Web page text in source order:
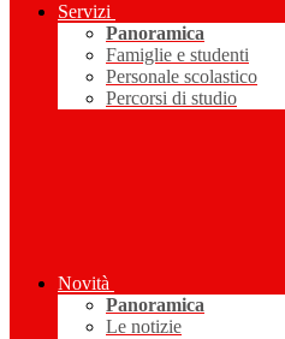
Servizi
Panoramica
Famiglie e studenti
Personale scolastico
Percorsi di studio
Novità
Panoramica
Le notizie